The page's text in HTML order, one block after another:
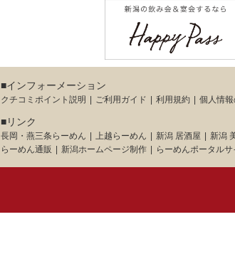
■インフォーメーション
クチコミポイント説明 ご利用ガイド 利用規約 個人情
■リンク
長岡・燕三条らーめん 上越らーめん 新潟 居酒屋 新潟
らーめん通販
新潟ホームページ制作 らーめんポータル